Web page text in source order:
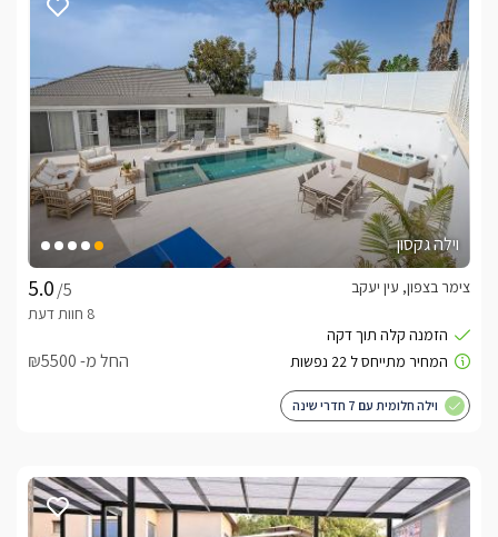
וילה גקסון
/5
צימר בצפון, עין יעקב
החל מ- ₪5500
וילה חלומית עם 7 חדרי שינה